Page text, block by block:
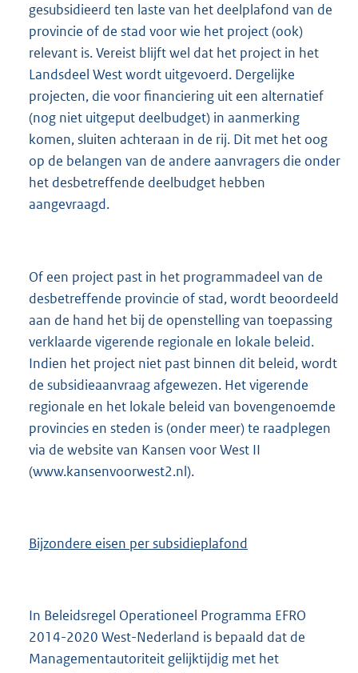
gesubsidieerd ten laste van het deelplafond van de
provincie of de stad voor wie het project (ook)
relevant is. Vereist blijft wel dat het project in het
Landsdeel West wordt uitgevoerd. Dergelijke
projecten, die voor financiering uit een alternatief
(nog niet uitgeput deelbudget) in aanmerking
komen, sluiten achteraan in de rij. Dit met het oog
op de belangen van de andere aanvragers die onder
het desbetreffende deelbudget hebben
aangevraagd.
Of een project past in het programmadeel van de
desbetreffende provincie of stad, wordt beoordeeld
aan de hand het bij de openstelling van toepassing
verklaarde vigerende regionale en lokale beleid.
Indien het project niet past binnen dit beleid, wordt
de subsidieaanvraag afgewezen. Het vigerende
regionale en het lokale beleid van bovengenoemde
provincies en steden is (onder meer) te raadplegen
via de website van Kansen voor West II
(www.kansenvoorwest2.nl).
Bijzondere eisen per subsidieplafond
In Beleidsregel Operationeel Programma EFRO
2014-2020 West-Nederland is bepaald dat de
Managementautoriteit gelijktijdig met het